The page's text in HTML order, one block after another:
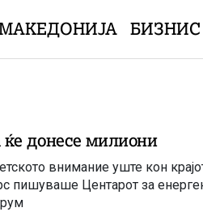
БИЗНИС
донесе милиони
внимание уште кон
пишуваше Центарот за